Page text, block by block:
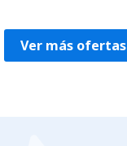
Ver más ofertas